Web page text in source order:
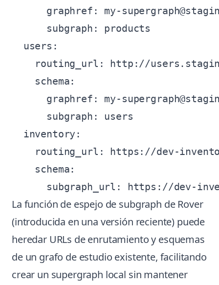
graphref: my-
      subgraph: products
  users:
routing_url: http://
    schema:
graphref: my-
      subgraph: users
  inventory:
routing_url: https://dev-
    schema:
La función de espejo de subgraph de Rover
(introducida en una versión reciente) puede
heredar URLs de enrutamiento y esquemas
de un grafo de estudio existente, facilitando
crear un supergraph local sin mantener